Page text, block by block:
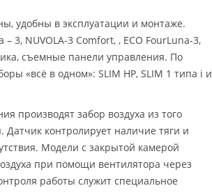
удобны в эксплуатации и монтаже.
NUVOLA-3 Comfort, , ECO FourLuna-3,
съемные панели управления. По
«всё в одном»: SLIM HP, SLIM 1 типа i и
производят забор воздуха из того
контролирует наличие тяги и
Модели с закрытой камерой
при помощи вентилятора через
работы служит специальное